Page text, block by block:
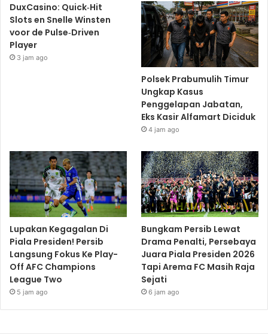
DuxCasino: Quick‑Hit
Slots en Snelle Winsten
voor de Pulse‑Driven
Player
3 jam ago
Polsek Prabumulih Timur
Ungkap Kasus
Penggelapan Jabatan,
Eks Kasir Alfamart Diciduk
4 jam ago
Lupakan Kegagalan Di
Piala Presiden! Persib
Langsung Fokus Ke Play-
Off AFC Champions
League Two
5 jam ago
Bungkam Persib Lewat
Drama Penalti, Persebaya
Juara Piala Presiden 2026
Tapi Arema FC Masih Raja
Sejati
6 jam ago